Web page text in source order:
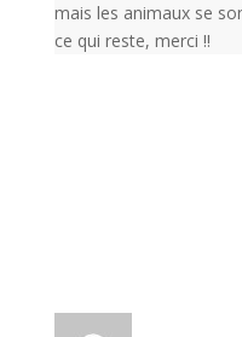
mais les animaux se
ce qui reste, merci !!